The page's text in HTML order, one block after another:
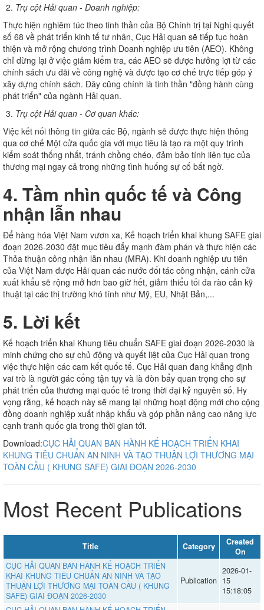
Trụ cột Hải quan - Doanh nghiệp:
Thực hiện nghiêm túc theo tinh thần của Bộ Chính trị tại Nghị quyết
số 68 về phát triển kinh tế tư nhân, Cục Hải quan sẽ tiếp tục hoàn
thiện và mở rộng chương trình Doanh nghiệp ưu tiên (AEO). Không
chỉ dừng lại ở việc giảm kiểm tra, các AEO sẽ được hưởng lợi từ các
chính sách ưu đãi về công nghệ và được tạo cơ chế trực tiếp góp ý
xây dựng chính sách. Đây cũng chính là tinh thần "đồng hành cùng
phát triển" của ngành Hải quan.
Trụ cột Hải quan - Cơ quan khác:
Việc kết nối thông tin giữa các Bộ, ngành sẽ được thực hiện thông
qua cơ chế Một cửa quốc gia với mục tiêu là tạo ra một quy trình
kiểm soát thống nhất, tránh chồng chéo, đảm bảo tính liên tục của
thương mại ngay cả trong những tình huống sự cố bất ngờ.
4. Tầm nhìn quốc tế và Công
nhận lẫn nhau
Để hàng hóa Việt Nam vươn xa, Kế hoạch triển khai khung SAFE giai
đoạn 2026-2030 đặt mục tiêu đẩy mạnh đàm phán và thực hiện các
Thỏa thuận công nhận lẫn nhau (MRA). Khi doanh nghiệp ưu tiên
của Việt Nam được Hải quan các nước đối tác công nhận, cánh cửa
xuất khẩu sẽ rộng mở hơn bao giờ hết, giảm thiểu tối đa rào cản kỹ
thuật tại các thị trường khó tính như Mỹ, EU, Nhật Bản,...
5. Lời kết
Kế hoạch triển khai Khung tiêu chuẩn SAFE giai đoạn 2026-2030 là
minh chứng cho sự chủ động và quyết liệt của Cục Hải quan trong
việc thực hiện các cam kết quốc tế. Cục Hải quan đang khẳng định
vai trò là người gác cổng tận tụy và là đòn bẩy quan trọng cho sự
phát triển của thương mại quốc tế trong thời đại kỷ nguyên số. Hy
vọng rằng, kế hoạch này sẽ mang lại những hoạt động mới cho cộng
đồng doanh nghiệp xuất nhập khẩu và góp phần nâng cao năng lực
cạnh tranh quốc gia trong thời gian tới.
Download:CỤC HẢI QUAN BAN HÀNH KẾ HOẠCH TRIỂN KHAI
KHUNG TIÊU CHUẨN AN NINH VÀ TẠO THUẬN LỢI THƯƠNG MẠI
TOÀN CẦU ( KHUNG SAFE) GIAI ĐOẠN 2026-2030
Most Recent Publications
Title Category
Created
On
CỤC HẢI QUAN BAN HÀNH KẾ HOẠCH TRIỂN
KHAI KHUNG TIÊU CHUẨN AN NINH VÀ TẠO
THUẬN LỢI THƯƠNG MẠI TOÀN CẦU ( KHUNG
SAFE) GIAI ĐOẠN 2026-2030
Publication
2026-01-
15
15:18:05